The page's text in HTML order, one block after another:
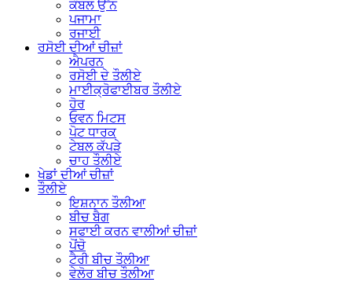
ਕੰਬਲ ਉੱਨ
ਪਜਾਮਾ
ਰਜਾਈ
ਰਸੋਈ ਦੀਆਂ ਚੀਜ਼ਾਂ
ਐਪਰਨ
ਰਸੋਈ ਦੇ ਤੌਲੀਏ
ਮਾਈਕ੍ਰੋਫਾਈਬਰ ਤੌਲੀਏ
ਹੋਰ
ਓਵਨ ਮਿਟਸ
ਪੋਟ ਧਾਰਕ
ਟੇਬਲ ਕੱਪੜੇ
ਚਾਹ ਤੌਲੀਏ
ਖੇਡਾਂ ਦੀਆਂ ਚੀਜ਼ਾਂ
ਤੌਲੀਏ
ਇਸ਼ਨਾਨ ਤੌਲੀਆ
ਬੀਚ ਬੈਗ
ਸਫਾਈ ਕਰਨ ਵਾਲੀਆਂ ਚੀਜ਼ਾਂ
ਪੋਂਚੋ
ਟੈਰੀ ਬੀਚ ਤੌਲੀਆ
ਵੇਲੋਰ ਬੀਚ ਤੌਲੀਆ